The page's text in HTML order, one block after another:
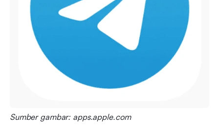
Sumber gambar: apps.apple.com